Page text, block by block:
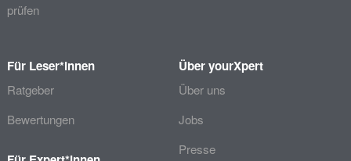
prüfen
Für Leser*innen
Ratgeber
Bewertungen
Über yourXpert
Über uns
Jobs
Presse